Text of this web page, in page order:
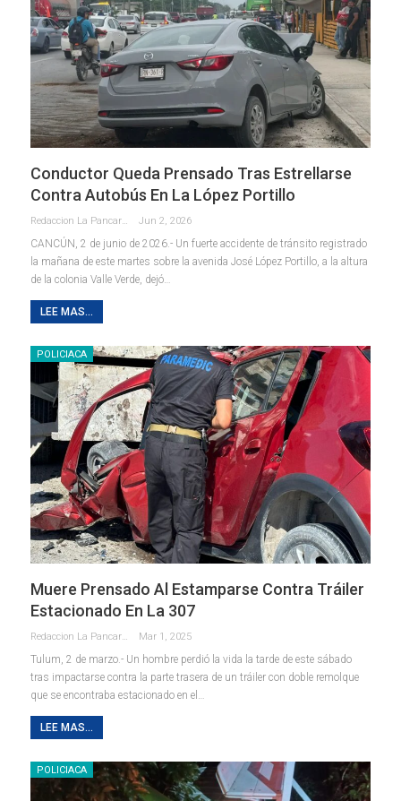
Conductor Queda Prensado Tras Estrellarse
Contra Autobús En La López Portillo
Redaccion La Pancarta De Quintana Roo Jun 2, 2026
CANCÚN, 2 de junio de 2026.- Un fuerte accidente de tránsito registrado
la mañana de este martes sobre la avenida José López Portillo, a la altura
de la colonia Valle Verde, dejó…
LEE MAS...
POLICIACA
Muere Prensado Al Estamparse Contra Tráiler
Estacionado En La 307
Redaccion La Pancarta De Quintana Roo Mar 1, 2025
Tulum, 2 de marzo.- Un hombre perdió la vida la tarde de este sábado
tras impactarse contra la parte trasera de un tráiler con doble remolque
que se encontraba estacionado en el …
LEE MAS...
POLICIACA